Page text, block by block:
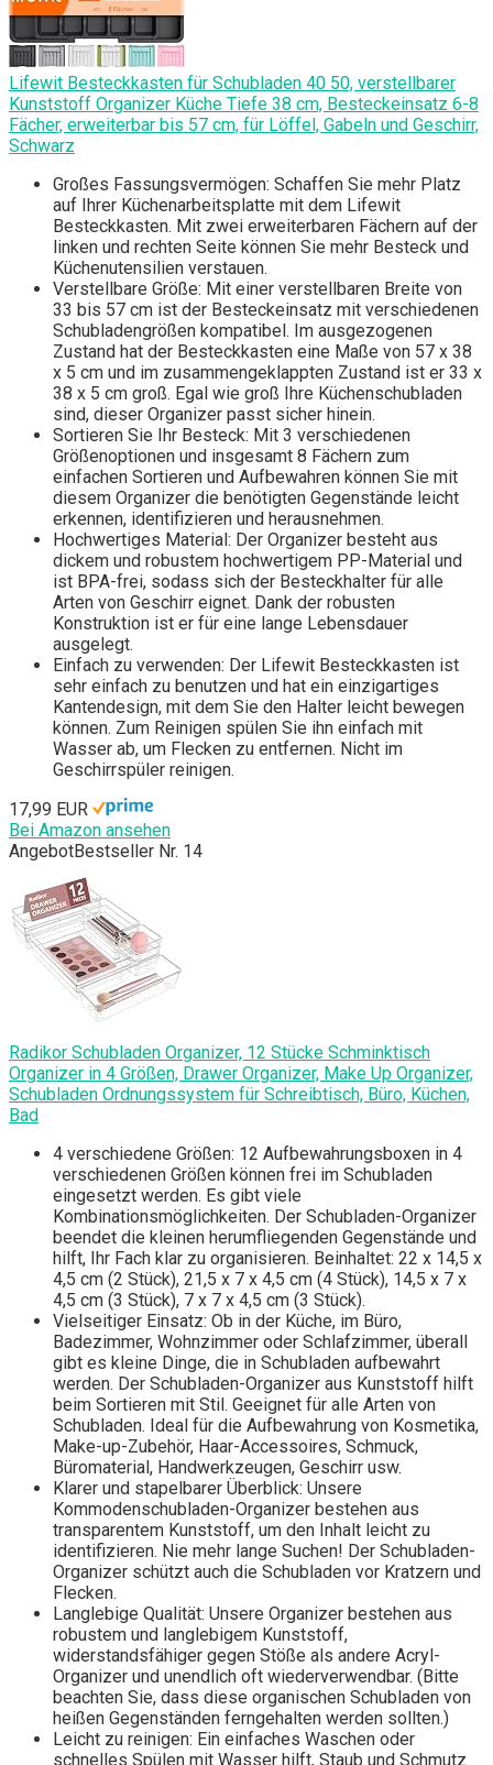
Lifewit Besteckkasten für Schubladen 40 50, verstellbarer
Kunststoff Organizer Küche Tiefe 38 cm, Besteckeinsatz 6-8
Fächer, erweiterbar bis 57 cm, für Löffel, Gabeln und Geschirr,
Schwarz
Großes Fassungsvermögen: Schaffen Sie mehr Platz
auf Ihrer Küchenarbeitsplatte mit dem Lifewit
Besteckkasten. Mit zwei erweiterbaren Fächern auf der
linken und rechten Seite können Sie mehr Besteck und
Küchenutensilien verstauen.
Verstellbare Größe: Mit einer verstellbaren Breite von
33 bis 57 cm ist der Besteckeinsatz mit verschiedenen
Schubladengrößen kompatibel. Im ausgezogenen
Zustand hat der Besteckkasten eine Maße von 57 x 38
x 5 cm und im zusammengeklappten Zustand ist er 33 x
38 x 5 cm groß. Egal wie groß Ihre Küchenschubladen
sind, dieser Organizer passt sicher hinein.
Sortieren Sie Ihr Besteck: Mit 3 verschiedenen
Größenoptionen und insgesamt 8 Fächern zum
einfachen Sortieren und Aufbewahren können Sie mit
diesem Organizer die benötigten Gegenstände leicht
erkennen, identifizieren und herausnehmen.
Hochwertiges Material: Der Organizer besteht aus
dickem und robustem hochwertigem PP-Material und
ist BPA-frei, sodass sich der Besteckhalter für alle
Arten von Geschirr eignet. Dank der robusten
Konstruktion ist er für eine lange Lebensdauer
ausgelegt.
Einfach zu verwenden: Der Lifewit Besteckkasten ist
sehr einfach zu benutzen und hat ein einzigartiges
Kantendesign, mit dem Sie den Halter leicht bewegen
können. Zum Reinigen spülen Sie ihn einfach mit
Wasser ab, um Flecken zu entfernen. Nicht im
Geschirrspüler reinigen.
17,99 EUR
Bei Amazon ansehen
AngebotBestseller Nr. 14
Radikor Schubladen Organizer, 12 Stücke Schminktisch
Organizer in 4 Größen, Drawer Organizer, Make Up Organizer,
Schubladen Ordnungssystem für Schreibtisch, Büro, Küchen,
Bad
4 verschiedene Größen: 12 Aufbewahrungsboxen in 4
verschiedenen Größen können frei im Schubladen
eingesetzt werden. Es gibt viele
Kombinationsmöglichkeiten. Der Schubladen-Organizer
beendet die kleinen herumfliegenden Gegenstände und
hilft, Ihr Fach klar zu organisieren. Beinhaltet: 22 x 14,5 x
4,5 cm (2 Stück), 21,5 x 7 x 4,5 cm (4 Stück), 14,5 x 7 x
4,5 cm (3 Stück), 7 x 7 x 4,5 cm (3 Stück).
Vielseitiger Einsatz: Ob in der Küche, im Büro,
Badezimmer, Wohnzimmer oder Schlafzimmer, überall
gibt es kleine Dinge, die in Schubladen aufbewahrt
werden. Der Schubladen-Organizer aus Kunststoff hilft
beim Sortieren mit Stil. Geeignet für alle Arten von
Schubladen. Ideal für die Aufbewahrung von Kosmetika,
Make-up-Zubehör, Haar-Accessoires, Schmuck,
Büromaterial, Handwerkzeugen, Geschirr usw.
Klarer und stapelbarer Überblick: Unsere
Kommodenschubladen-Organizer bestehen aus
transparentem Kunststoff, um den Inhalt leicht zu
identifizieren. Nie mehr lange Suchen! Der Schubladen-
Organizer schützt auch die Schubladen vor Kratzern und
Flecken.
Langlebige Qualität: Unsere Organizer bestehen aus
robustem und langlebigem Kunststoff,
widerstandsfähiger gegen Stöße als andere Acryl-
Organizer und unendlich oft wiederverwendbar. (Bitte
beachten Sie, dass diese organischen Schubladen von
heißen Gegenständen ferngehalten werden sollten.)
Leicht zu reinigen: Ein einfaches Waschen oder
schnelles Spülen mit Wasser hilft, Staub und Schmutz